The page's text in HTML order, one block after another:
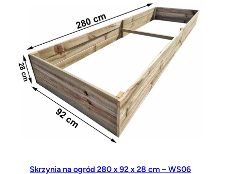
do
340.00zł
Skrzynia na ogród 280 x 92 x 28 cm – WS06